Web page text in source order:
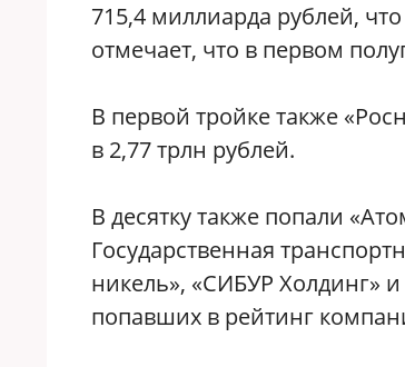
715,4 миллиарда рублей,
отмечает, что в первом
В первой тройке также
в 2,77 трлн рублей.
В десятку также попали
Государственная
никель», «СИБУР Холдинг»
попавших в рейтинг